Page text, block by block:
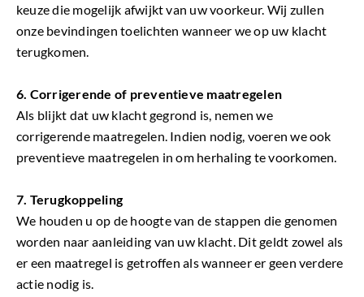
keuze die mogelijk afwijkt van uw voorkeur. Wij zullen
onze bevindingen toelichten wanneer we op uw klacht
terugkomen.
6. Corrigerende of preventieve maatregelen
Als blijkt dat uw klacht gegrond is, nemen we
corrigerende maatregelen. Indien nodig, voeren we ook
preventieve maatregelen in om herhaling te voorkomen.
7. Terugkoppeling
We houden u op de hoogte van de stappen die genomen
worden naar aanleiding van uw klacht. Dit geldt zowel als
er een maatregel is getroffen als wanneer er geen verdere
actie nodig is.